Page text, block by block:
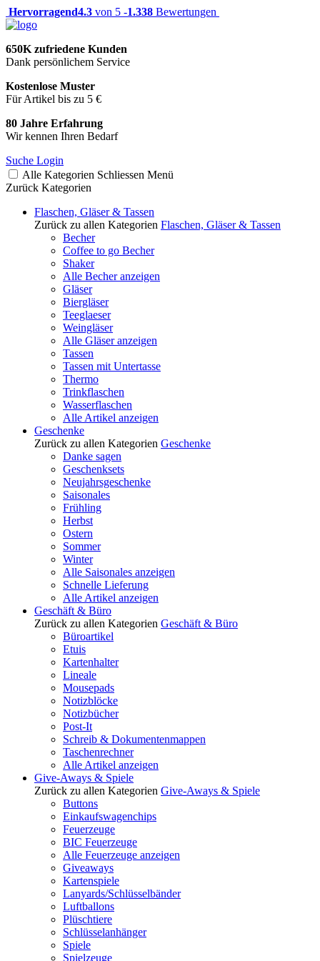
Hervorragend4.3 von 5 -1.338 Bewertungen
650K zufriedene Kunden
Dank persönlichem Service
Kostenlose Muster
Für Artikel bis zu 5 €
80 Jahre Erfahrung
Wir kennen Ihren Bedarf
Suche Login
Alle Kategorien Schliessen Menü
Zurück Kategorien
Flaschen, Gläser & Tassen
Zurück zu allen Kategorien Flaschen, Gläser & Tassen
Becher
Coffee to go Becher
Shaker
Alle Becher anzeigen
Gläser
Biergläser
Teeglaeser
Weingläser
Alle Gläser anzeigen
Tassen
Tassen mit Untertasse
Thermo
Trinkflaschen
Wasserflaschen
Alle Artikel anzeigen
Geschenke
Zurück zu allen Kategorien Geschenke
Danke sagen
Geschenksets
Neujahrsgeschenke
Saisonales
Frühling
Herbst
Ostern
Sommer
Winter
Alle Saisonales anzeigen
Schnelle Lieferung
Alle Artikel anzeigen
Geschäft & Büro
Zurück zu allen Kategorien Geschäft & Büro
Büroartikel
Etuis
Kartenhalter
Lineale
Mousepads
Notizblöcke
Notizbücher
Post-It
Schreib & Dokumentenmappen
Taschenrechner
Alle Artikel anzeigen
Give-Aways & Spiele
Zurück zu allen Kategorien Give-Aways & Spiele
Buttons
Einkaufswagenchips
Feuerzeuge
BIC Feuerzeuge
Alle Feuerzeuge anzeigen
Giveaways
Kartenspiele
Lanyards/Schlüsselbänder
Luftballons
Plüschtiere
Schlüsselanhänger
Spiele
Spielzeuge